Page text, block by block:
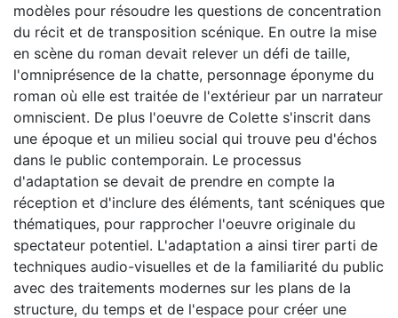
modèles pour résoudre les questions de concentration
du récit et de transposition scénique. En outre la mise
en scène du roman devait relever un défi de taille,
l'omniprésence de la chatte, personnage éponyme du
roman où elle est traitée de l'extérieur par un narrateur
omniscient. De plus l'oeuvre de Colette s'inscrit dans
une époque et un milieu social qui trouve peu d'échos
dans le public contemporain. Le processus
d'adaptation se devait de prendre en compte la
réception et d'inclure des éléments, tant scéniques que
thématiques, pour rapprocher l'oeuvre originale du
spectateur potentiel. L'adaptation a ainsi tirer parti de
techniques audio-visuelles et de la familiarité du public
avec des traitements modernes sur les plans de la
structure, du temps et de l'espace pour créer une